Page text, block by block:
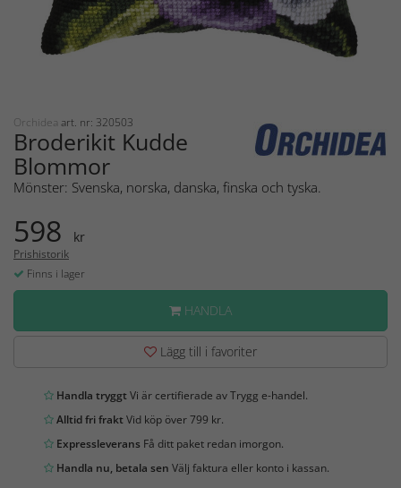
Orchidea art. nr: 320503
Broderikit Kudde
Blommor
Mönster: Svenska, norska, danska, finska och tyska.
598 kr
Prishistorik
Finns i lager
HANDLA
Lägg till i favoriter
Handla tryggtVi är certifierade av Trygg e-handel.
Alltid fri fraktVid köp över 799 kr.
Expressleverans Få ditt paket redan imorgon.
Handla nu, betala sen Välj faktura eller konto i kassan.